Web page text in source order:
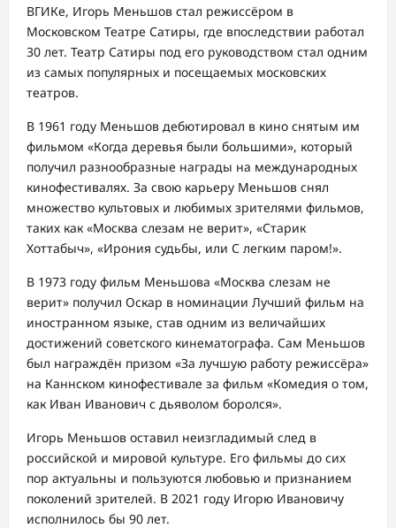
ВГИКе, Игорь Меньшов стал режиссёром в
Московском Театре Сатиры, где впоследствии работал
30 лет. Театр Сатиры под его руководством стал одним
из самых популярных и посещаемых московских
театров.
В 1961 году Меньшов дебютировал в кино снятым им
фильмом «Когда деревья были большими», который
получил разнообразные награды на международных
кинофестивалях. За свою карьеру Меньшов снял
множество культовых и любимых зрителями фильмов,
таких как «Москва слезам не верит», «Старик
Хоттабыч», «Ирония судьбы, или С легким паром!».
В 1973 году фильм Меньшова «Москва слезам не
верит» получил Оскар в номинации Лучший фильм на
иностранном языке, став одним из величайших
достижений советского кинематографа. Сам Меньшов
был награждён призом «За лучшую работу режиссёра»
на Каннском кинофестивале за фильм «Комедия о том,
как Иван Иванович с дьяволом боролся».
Игорь Меньшов оставил неизгладимый след в
российской и мировой культуре. Его фильмы до сих
пор актуальны и пользуются любовью и признанием
поколений зрителей. В 2021 году Игорю Ивановичу
исполнилось бы 90 лет.